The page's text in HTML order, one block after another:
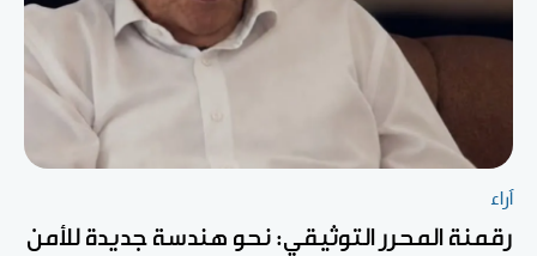
آراء
رقمنة المحرر التوثيقي: نحو هندسة جديدة للأمن